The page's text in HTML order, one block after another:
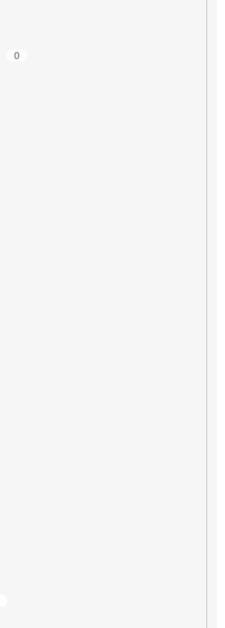
0